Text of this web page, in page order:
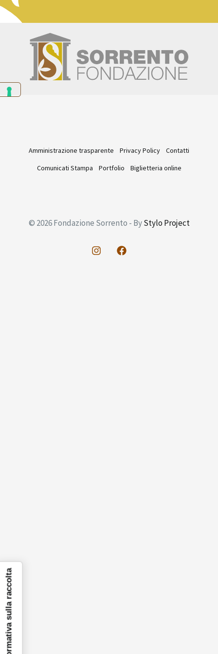
Amministrazione trasparente Privacy Policy
Contatti
Comunicati Stampa
Portfolio Biglietteria online
© 2026 Fondazione Sorrento - ByStylo Project
Informativa sulla raccolta